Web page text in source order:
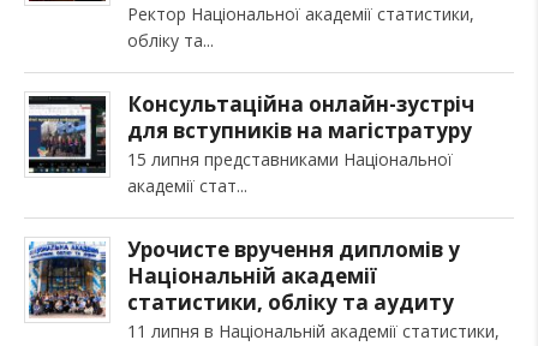
Ректор Національної академії статистики,
обліку та
Консультаційна онлайн-зустріч
для вступників на магістратуру
15 липня представниками Національної
академії стат
Урочисте вручення дипломів у
Національній академії
статистики, обліку та аудиту
11 липня в Національній академії статистики,